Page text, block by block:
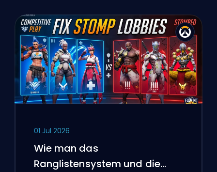
01 Jul 2026
Wie man das
Ranglistensystem und die